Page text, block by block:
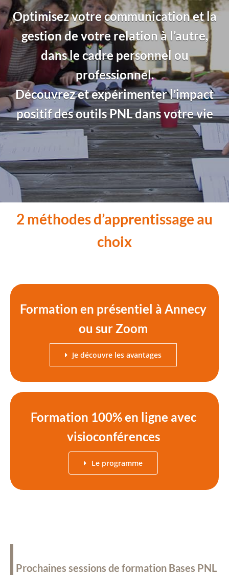
Optimisez votre communication et la
gestion de votre relation à l’autre,
dans le cadre personnel ou
professionnel.
Découvrez et expérimenter l’impact
positif des outils PNL dans votre vie
2 méthodes d’apprentissage au
choix
Formation en présentiel à Annecy
ou sur Zoom
Je découvre les avantages
Formation 100% en ligne avec
visioconférences
Le programme
Prochaines sessions de formation Bases PNL